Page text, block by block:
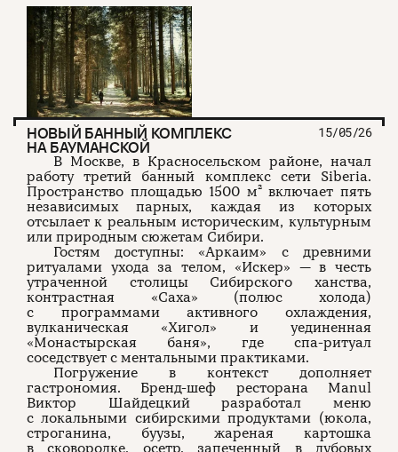
НОВЫЙ БАННЫЙ КОМПЛЕКС
НА БАУМАНСКОЙ
15/05/26
В Москве, в Красносельском районе, начал
работу третий банный комплекс сети Siberia.
Пространство площадью 1500 м² включает пять
независимых парных, каждая из которых
отсылает к реальным историческим, культурным
или природным сюжетам Сибири.
Гостям доступны: «Аркаим» с древними
ритуалами ухода за телом, «Искер» — в честь
утраченной столицы Сибирского ханства,
контрастная «Саха» (полюс холода)
с программами активного охлаждения,
вулканическая «Хигол» и уединенная
«Монастырская баня», где спа-ритуал
соседствует с ментальными практиками.
Погружение в контекст дополняет
гастрономия. Бренд-шеф ресторана Manul
Виктор Шайдецкий разработал меню
с локальными сибирскими продуктами (юкола,
строганина, буузы, жареная картошка
в сковородке, осетр, запеченный в дубовых
О проекте
Команда
Авторы
Журнал
Подписаться на журнал
ЧТИВО ДОМ
YouTube
Telegram
VK
Пользовательское соглашение
Политика конфиденциальности
(c) ЧТИВО 2026. Все права защищены
Разработка:Astroshock